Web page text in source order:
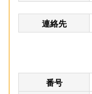
連絡先
番号